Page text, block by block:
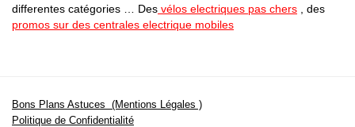
differentes catégories … Des vélos electriques pas chers , des
promos sur des centrales electrique mobiles
Bons Plans Astuces (Mentions Légales )
Politique de Confidentialité